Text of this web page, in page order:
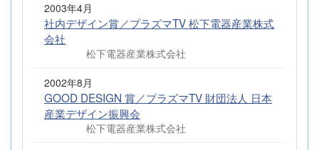
2003年4月
社内デザイン賞／プラズマTV 松下電器産業株式
会社
松下電器産業株式会社
2002年8月
GOOD DESIGN 賞／プラズマTV 財団法人 日本
産業デザイン振興会
松下電器産業株式会社